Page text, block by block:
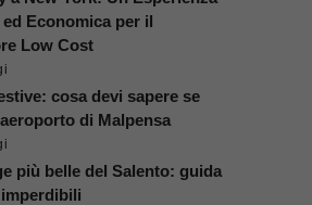
Economica per il
Low Cost
cosa devi sapere se
di Malpensa
più belle del Salento: guida